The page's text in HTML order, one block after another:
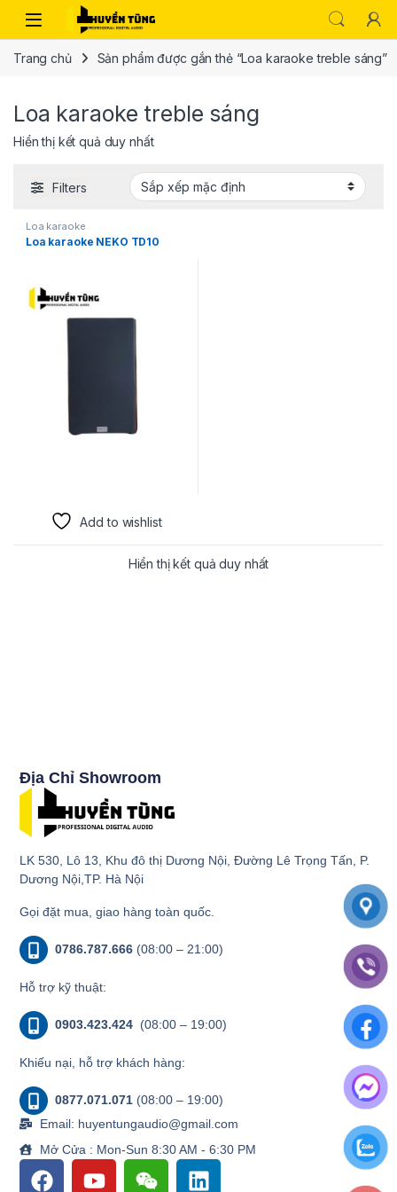
Trang chủ Sản phẩm được gắn thẻ “Loa karaoke treble sáng”
Loa karaoke treble sáng
Hiển thị kết quả duy nhất
Filters
Loa karaoke
Loa karaoke NEKO TD10
Add to wishlist
Hiển thị kết quả duy nhất
Địa Chỉ Showroom
LK 530, Lô 13, Khu đô thị Dương Nội, Đường Lê Trọng Tấn, P.
Dương Nội,TP. Hà Nội
Gọi đặt mua, giao hàng toàn quốc.
0786.787.666 (08:00 – 21:00)
Hỗ trợ kỹ thuật:
0903.423.424 (08:00 – 19:00)
Khiếu nại, hỗ trợ khách hàng:
0877.071.071 (08:00 – 19:00)
Email: huyentungaudio@gmail.com
Mở Cửa : Mon-Sun 8:30 AM - 6:30 PM